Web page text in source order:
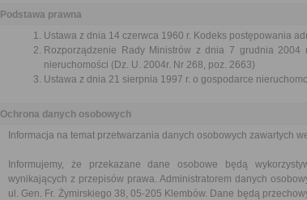
Podstawa prawna
Ustawa z dnia 14 czerwca 1960 r. Kodeks postępowania
Rozporządzenie Rady Ministrów z dnia 7 grudnia
nieruchomości (Dz. U. 2004r. Nr 268, poz. 2663)
Ustawa z dnia 21 sierpnia 1997 r. o gospodarce
Ochrona danych osobowych
Informacja na temat przetwarzania danych osobowych zawartych
Informujemy, że przekazane dane osobowe będą
wynikających z przepisów prawa. Administratorem danych
ul. Gen. Fr. Żymirskiego 38, 05-205 Klembów. Dane będą